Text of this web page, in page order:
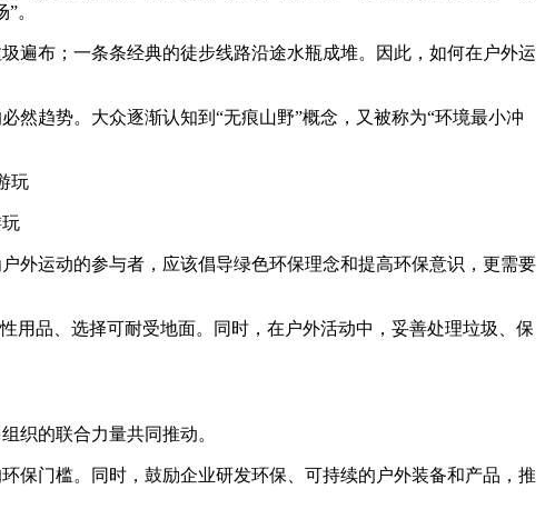
。
遍布；一条条经典的徒步线路沿途水瓶成堆。因此，如何在户外运
然趋势。大众逐渐认知到“无痕山野”概念，又被称为“环境最小冲
外运动的参与者，应该倡导绿色环保理念和提高环保意识，更需要
用品、选择可耐受地面。同时，在户外活动中，妥善处理垃圾、保
织的联合力量共同推动。
保门槛。同时，鼓励企业研发环保、可持续的户外装备和产品，推